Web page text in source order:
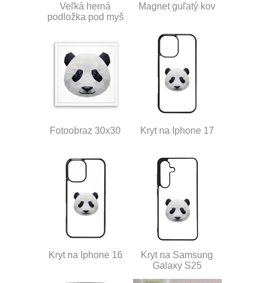
Veľká herná
podložka pod myš
Magnet guľatý kov
Fotoobraz 30x30 Kryt na Iphone 17
Kryt na Iphone 16
Kryt na Samsung
Galaxy S25